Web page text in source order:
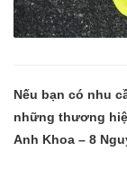
Nếu bạn có nhu
những thương
Anh Khoa – 8